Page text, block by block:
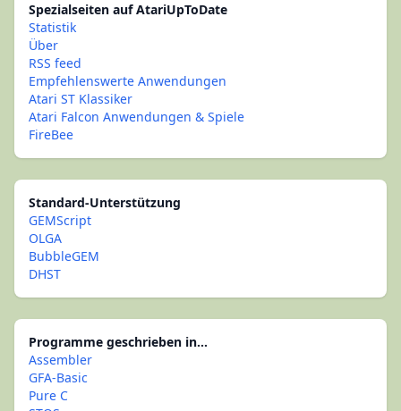
Spezialseiten auf AtariUpToDate
Statistik
Über
RSS feed
Empfehlenswerte Anwendungen
Atari ST Klassiker
Atari Falcon Anwendungen & Spiele
FireBee
Standard-Unterstützung
GEMScript
OLGA
BubbleGEM
DHST
Programme geschrieben in...
Assembler
GFA-Basic
Pure C